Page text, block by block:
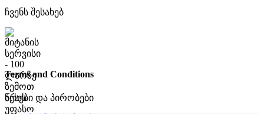
ჩვენს შესახებ
Terms and Conditions
წესები და პირობები